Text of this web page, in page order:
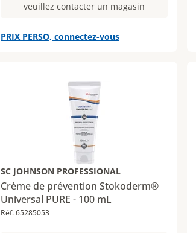
veuillez contacter un magasin
PRIX PERSO, connectez-vous
SC JOHNSON PROFESSIONAL
Crème de prévention Stokoderm®
Universal PURE - 100 mL
Réf. 65285053